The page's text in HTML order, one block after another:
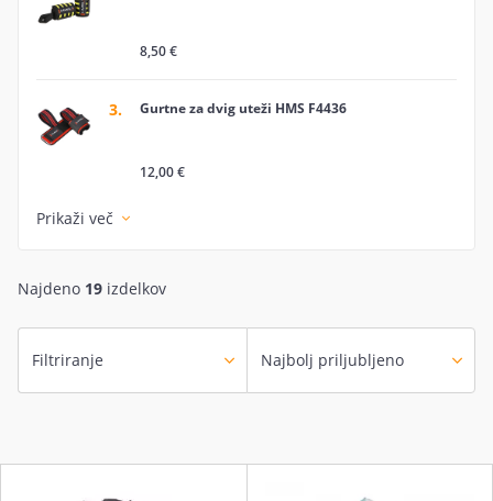
8,50 €
3. Gurtne za dvig uteži HMS F4436
12,00 €
Prikaži več
Najdeno 19 izdelkov
Filtriranje